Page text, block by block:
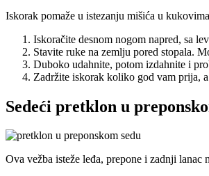
Iskorak pomaže u istezanju mišića u
Iskoračite desnom nogom napred, sa
Stavite ruke na zemlju pored stopala.
Duboko udahnite, potom izdahnite i
Zadržite iskorak koliko god vam prija,
Sedeći pretklon u
Ova vežba isteže leđa, prepone i zadnji lanac